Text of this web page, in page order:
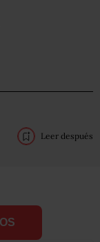
Leer después